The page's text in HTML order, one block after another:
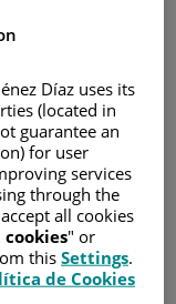
PACIENTE
Y CUELLO
Díaz uses its
(located in
guarantee an
for user
services
through the
all cookies
cookies" or
this Settings.
de Cookies